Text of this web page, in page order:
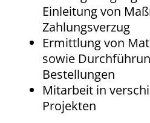
Einleitung von
Zahlungsverzug
Ermittlung von
sowie
Bestellungen
Mitarbeit in
Projekten